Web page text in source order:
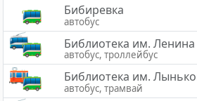
Бибиревка
автобус
Библиотека им. Ленина
автобус, троллейбус
Библиотека им.
автобус, трамвай